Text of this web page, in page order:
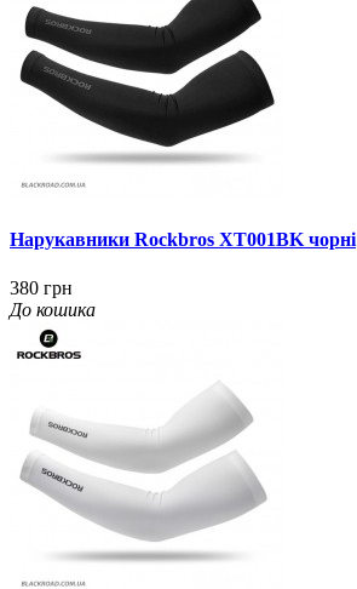
Нарукавники Rockbros XT001BK чорні
380 грн
До кошика